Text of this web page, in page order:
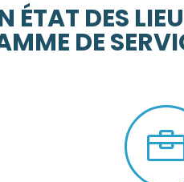
ÉTAT DES
DE